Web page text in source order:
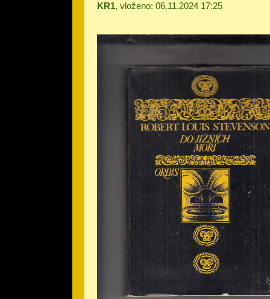
KR1, vloženo: 06.11.2024 17:25